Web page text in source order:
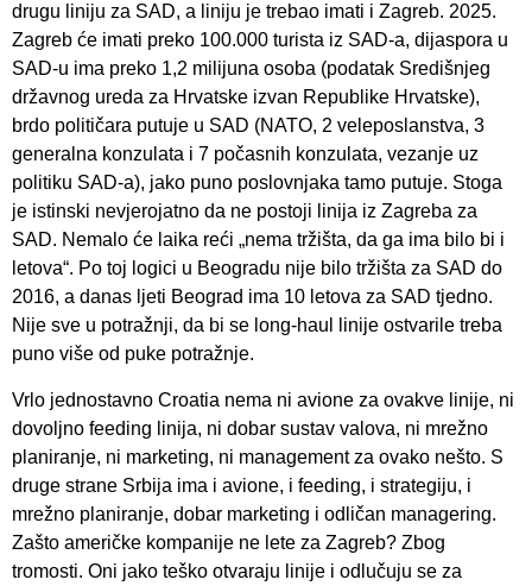
drugu liniju za SAD, a liniju je trebao imati i Zagreb. 2025.
Zagreb će imati preko 100.000 turista iz SAD-a, dijaspora u
SAD-u ima preko 1,2 milijuna osoba (podatak Središnjeg
državnog ureda za Hrvatske izvan Republike Hrvatske),
brdo političara putuje u SAD (NATO, 2 veleposlanstva, 3
generalna konzulata i 7 počasnih konzulata, vezanje uz
politiku SAD-a), jako puno poslovnjaka tamo putuje. Stoga
je istinski nevjerojatno da ne postoji linija iz Zagreba za
SAD. Nemalo će laika reći „nema tržišta, da ga ima bilo bi i
letova“. Po toj logici u Beogradu nije bilo tržišta za SAD do
2016, a danas ljeti Beograd ima 10 letova za SAD tjedno.
Nije sve u potražnji, da bi se long-haul linije ostvarile treba
puno više od puke potražnje.
Vrlo jednostavno Croatia nema ni avione za ovakve linije, ni
dovoljno feeding linija, ni dobar sustav valova, ni mrežno
planiranje, ni marketing, ni management za ovako nešto. S
druge strane Srbija ima i avione, i feeding, i strategiju, i
mrežno planiranje, dobar marketing i odličan managering.
Zašto američke kompanije ne lete za Zagreb? Zbog
tromosti. Oni jako teško otvaraju linije i odlučuju se za